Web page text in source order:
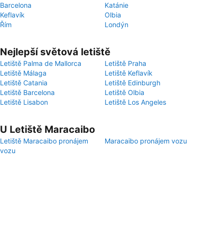
Barcelona
Katánie
Keflavík
Olbia
Řím
Londýn
Nejlepší světová letiště
Letiště Palma de Mallorca
Letiště Praha
Letiště Málaga
Letiště Keflavík
Letiště Catania
Letiště Edinburgh
Letiště Barcelona
Letiště Olbia
Letiště Lisabon
Letiště Los Angeles
U Letiště Maracaibo
Letiště Maracaibo pronájem
vozu
Maracaibo pronájem vozu